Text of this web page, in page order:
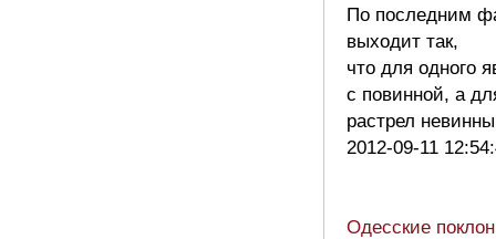
По последним
выходит так,
что для одного
с повинной, а
растрел
2012-09-11
Одесские